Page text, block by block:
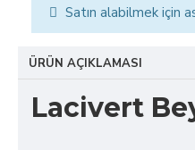
Satın alabilmek için
ÜRÜN AÇIKLAMASI
Lacivert